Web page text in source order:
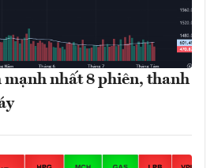
nhất 8 phiên, thanh